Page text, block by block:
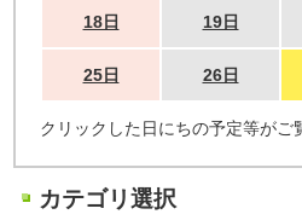
18日 19日
25日 26日
クリックした日にちの予定等がご
カテゴリ選択